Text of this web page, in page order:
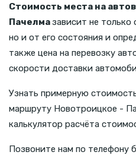
Стоимость места на
Пачелмазависит не только
но и от его состояния и
также цена на перевозку
скорости доставки
Узнать примерную
маршруту Новотроицкое -
калькулятор расчёта
Позвоните нам по телефону